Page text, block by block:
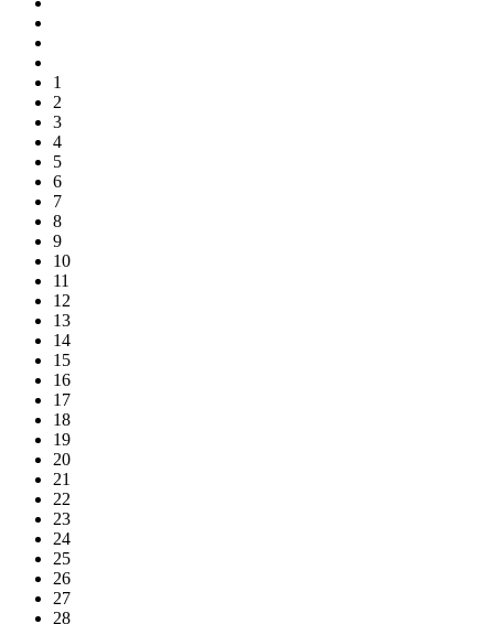
1
2
3
4
5
6
7
8
9
10
11
12
13
14
15
16
17
18
19
20
21
22
23
24
25
26
27
28